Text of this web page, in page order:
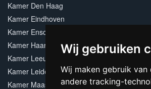
Wij gebruiken
Wij maken gebruik van
andere tracking-
Kamer Den Haag
Kamer Eindhoven
Kamer Enschede
Kamer Haarlem
Kamer Leeuwarden
Kamer Leiden
Kamer Maastricht